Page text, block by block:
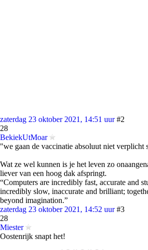
zaterdag 23 oktober 2021, 14:51 uur #2
28
BekiekUtMoar
"we gaan de vaccinatie absoluut niet verplicht
Wat ze wel kunnen is je het leven zo
liever van een hoog dak afspringt.
“Computers are incredibly fast, accurate and
incredibly slow, inaccurate and brilliant;
beyond imagination.”
zaterdag 23 oktober 2021, 14:52 uur #3
28
Miester
Oostenrijk snapt het!